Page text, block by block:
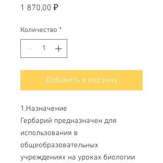
1 870,00 ₽Цена
Количество *
Добавить в корзину
1.Назначение
Гербарий предназначен для
использования в
общеобразовательных
учреждениях на уроках биологии